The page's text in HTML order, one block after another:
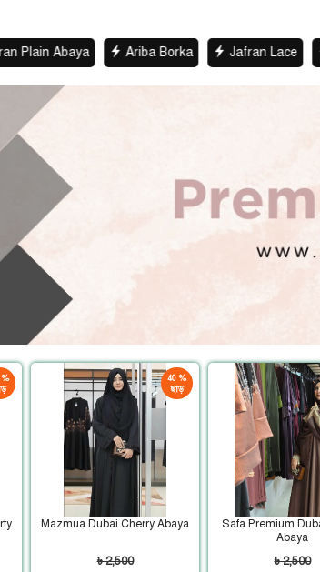
Ariba Borka Jafran Lace Lace
%
40 %
ছাড়
Mazmua Dubai Cherry Abaya
৳ 2,500
Safa Premium
Abaya
৳ 2,500